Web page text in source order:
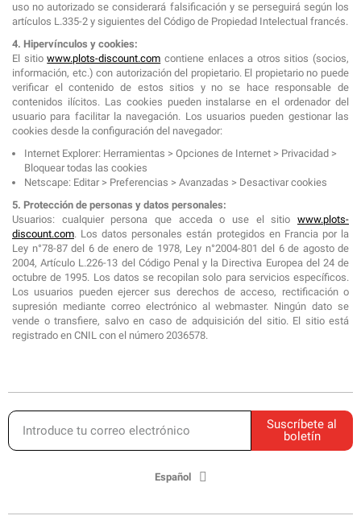
uso no autorizado se considerará falsificación y se perseguirá según los
artículos L.335-2 y siguientes del Código de Propiedad Intelectual francés.
4. Hipervínculos y cookies:
El sitiowww.plots-discount.com contiene enlaces a otros sitios (socios,
información, etc.) con autorización del propietario. El propietario no puede
verificar el contenido de estos sitios y no se hace responsable de
contenidos ilícitos. Las cookies pueden instalarse en el ordenador del
usuario para facilitar la navegación. Los usuarios pueden gestionar las
cookies desde la configuración del navegador:
Internet Explorer: Herramientas > Opciones de Internet > Privacidad >
Bloquear todas las cookies
Netscape: Editar > Preferencias > Avanzadas > Desactivar cookies
5. Protección de personas y datos personales:
Usuarios: cualquier persona que acceda o use el sitio www.plots-
discount.com. Los datos personales están protegidos en Francia por la
Ley n°78-87 del 6 de enero de 1978, Ley n°2004-801 del 6 de agosto de
2004, Artículo L.226-13 del Código Penal y la Directiva Europea del 24 de
octubre de 1995. Los datos se recopilan solo para servicios específicos.
Los usuarios pueden ejercer sus derechos de acceso, rectificación o
supresión mediante correo electrónico al webmaster. Ningún dato se
vende o transfiere, salvo en caso de adquisición del sitio. El sitio está
registrado en CNIL con el número 2036578.
Suscríbete al
boletín
Español